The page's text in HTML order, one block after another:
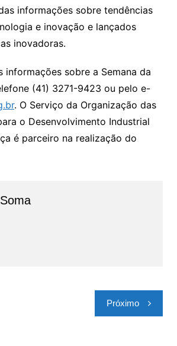
informações sobre tendências
e inovação e lançados
inovadoras.
informações sobre a Semana da
(41) 3271-9423 ou pelo e-
. O Serviço da Organização das
o Desenvolvimento Industrial
é parceiro na realização do
Soma
Próximo